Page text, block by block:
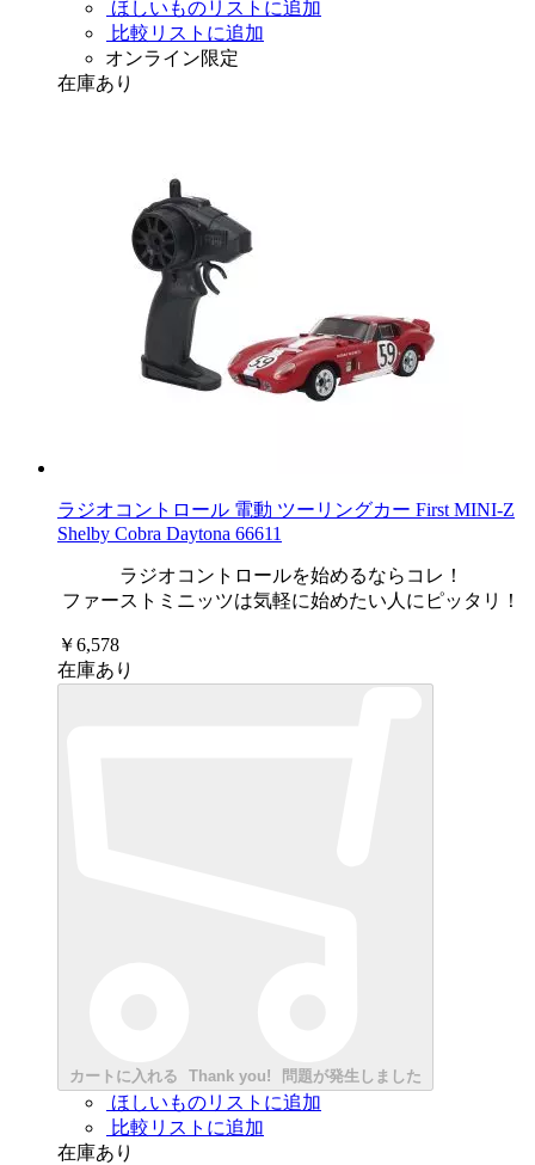
ほしいものリストに追加
比較リストに追加
オンライン限定
在庫あり
ラジオコントロール 電動 ツーリングカー First MINI-Z
Shelby Cobra Daytona 66611
ラジオコントロールを始めるならコレ！
ファーストミニッツは気軽に始めたい人にピッタリ！
￥6,578
在庫あり
カートに入れる Thank you! 問題が発生しました
ほしいものリストに追加
比較リストに追加
在庫あり